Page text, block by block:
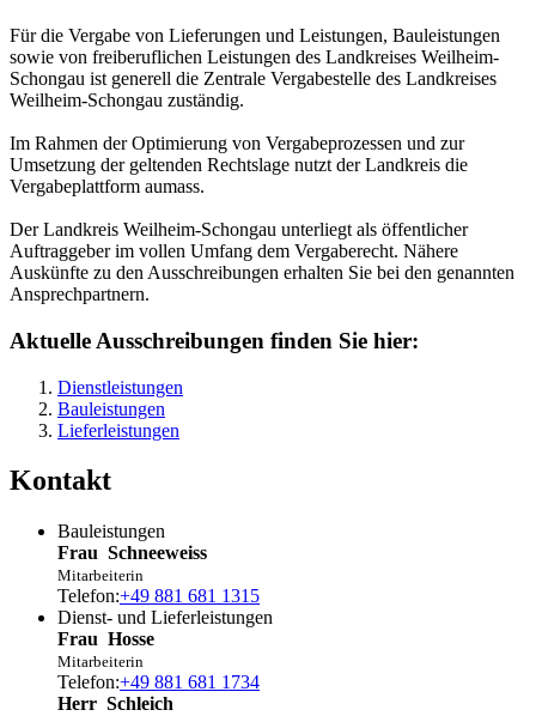
Für die Vergabe von Lieferungen und Leistungen, Bauleistungen
sowie von freiberuflichen Leistungen des Landkreises Weilheim-
Schongau ist generell die Zentrale Vergabestelle des Landkreises
Weilheim-Schongau zuständig.
Im Rahmen der Optimierung von Vergabeprozessen und zur
Umsetzung der geltenden Rechtslage nutzt der Landkreis die
Vergabeplattform aumass.
Der Landkreis Weilheim-Schongau unterliegt als öffentlicher
Auftraggeber im vollen Umfang dem Vergaberecht. Nähere
Auskünfte zu den Ausschreibungen erhalten Sie bei den genannten
Ansprechpartnern.
Aktuelle Ausschreibungen finden Sie hier:
Dienstleistungen
Bauleistungen
Lieferleistungen
Kontakt
Bauleistungen
Frau Schneeweiss
Mitarbeiterin
Telefon:+49 881 681 1315
Dienst- und Lieferleistungen
Frau Hosse
Mitarbeiterin
Telefon:+49 881 681 1734
Herr Schleich